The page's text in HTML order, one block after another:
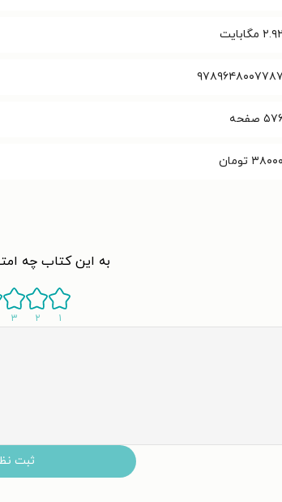
۲.۹۲ مگابایت
۹۷۸۹۶۴۸۰۰۷۷۸۷
صفحه
۳۸۰۰۰ تومان
به این کتاب چه
۱ ۲ ۳
ثبت